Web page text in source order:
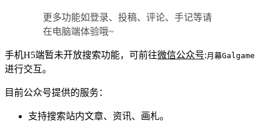
更多功能如登录、投稿、评论、手记等请
在电脑端体验哦~
手机H5端暂未开放搜索功能，可前往微信公众号: 月幕Galgame
进行交互。
目前公众号提供的服务：
支持搜索站内文章、资讯、画札。